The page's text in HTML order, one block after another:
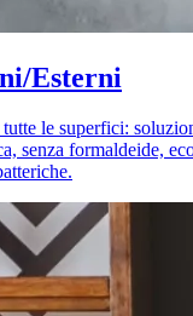
Esterni
le superfici:
senza formaldeide,